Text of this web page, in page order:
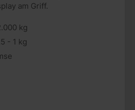
am Griff.
kg
- 1 kg